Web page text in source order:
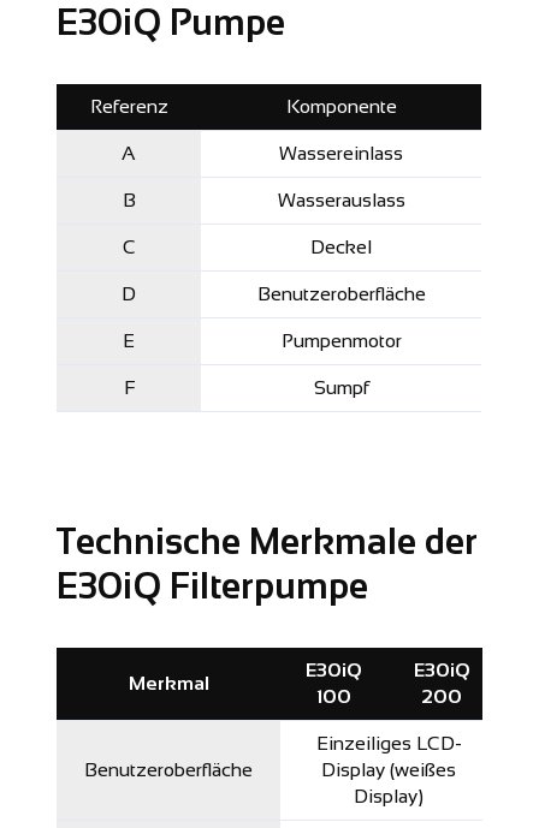
E30iQ Pumpe
Referenz Komponente
A Wassereinlass
B Wasserauslass
C Deckel
D Benutzeroberfläche
E Pumpenmotor
F Sumpf
Technische Merkmale der
E30iQ Filterpumpe
Merkmal
E30iQ
100
E30iQ
200
Benutzeroberfläche
Einzeiliges LCD-
Display (weißes
Display)